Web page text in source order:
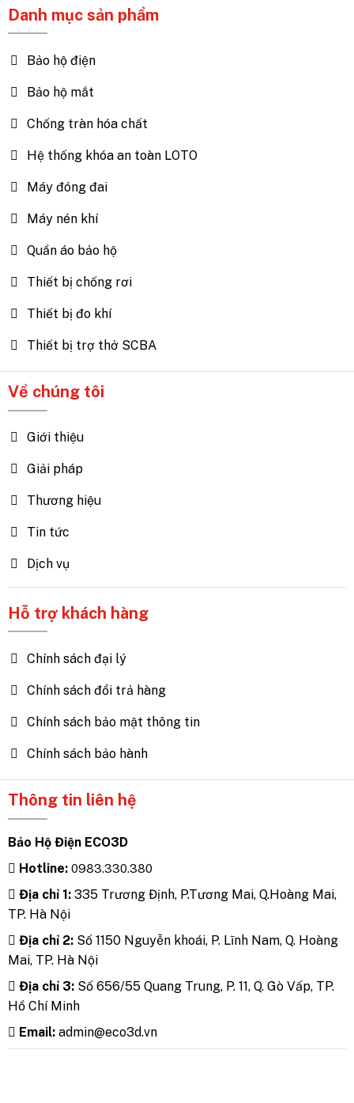
Danh mục sản phẩm
Bảo hộ điện
Bảo hộ mắt
Chống tràn hóa chất
Hệ thống khóa an toàn LOTO
Máy đóng đai
Máy nén khí
Quần áo bảo hộ
Thiết bị chống rơi
Thiết bị đo khí
Thiết bị trợ thở SCBA
Về chúng tôi
Giới thiệu
Giải pháp
Thương hiệu
Tin tức
Dịch vụ
Hỗ trợ khách hàng
Chính sách đại lý
Chính sách đổi trả hàng
Chính sách bảo mật thông tin
Chính sách bảo hành
Thông tin liên hệ
Bảo Hộ Điện ECO3D
Hotline: 0983.330.380
Địa chỉ 1: 335 Trương Định, P.Tương Mai, Q.Hoàng Mai,
TP. Hà Nội
Địa chỉ 2: Số 1150 Nguyễn khoái, P. Lĩnh Nam, Q. Hoàng
Mai, TP. Hà Nội
Địa chỉ 3: Số 656/55 Quang Trung, P. 11, Q. Gò Vấp, TP.
Hồ Chí Minh
Email: admin@eco3d.vn